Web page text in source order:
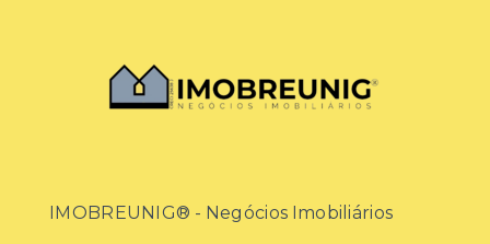
IMOBREUNIG® - Negócios Imobiliários